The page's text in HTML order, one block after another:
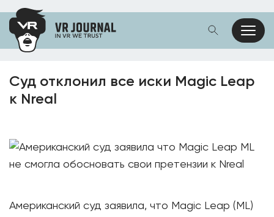
Суд отклонил все иски Magic Leap
к Nreal
Американский суд заявила, что Magic Leap (ML)